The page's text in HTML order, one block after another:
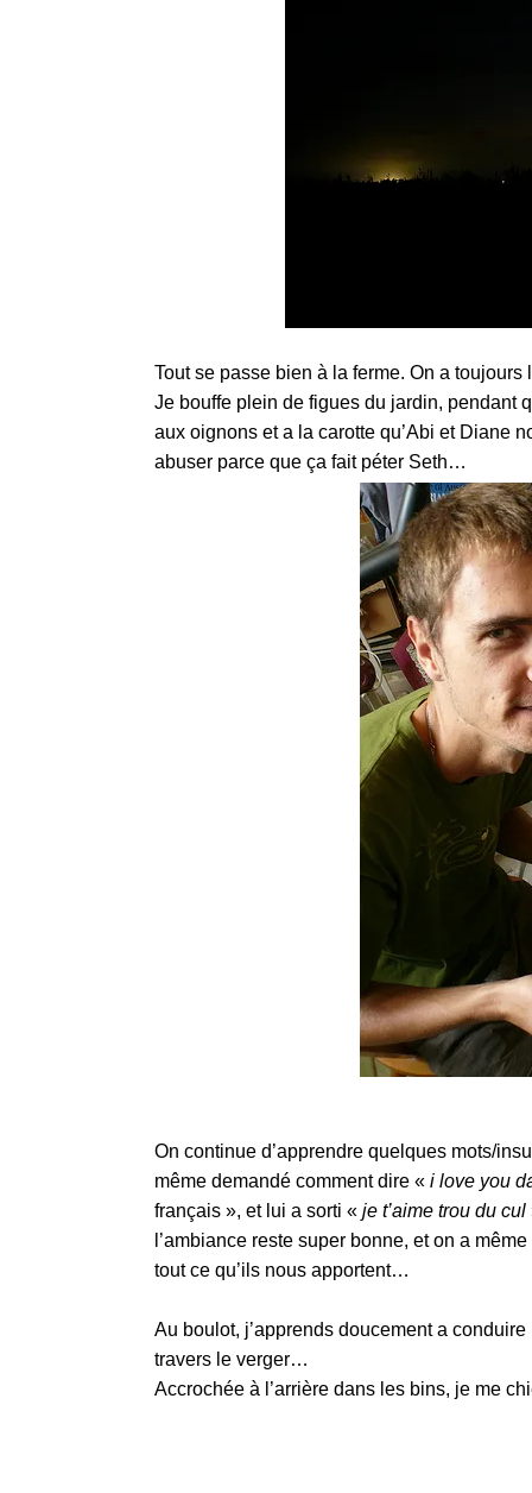
Tout se passe bien à la ferme. On a
Je bouffe plein de figues du jardin, pendant
aux oignons et a la carotte qu’Abi et Diane
abuser parce que ça fait péter Seth…
On continue d’apprendre quelques mots/
même demandé comment dire « i love you
français », et lui a sorti « je t’aime trou du cul
l’ambiance reste super bonne, et on a
tout ce qu’ils nous apportent…
Au boulot, j’apprends doucement a
travers le verger…
Accrochée à l’arrière dans les bins, je me